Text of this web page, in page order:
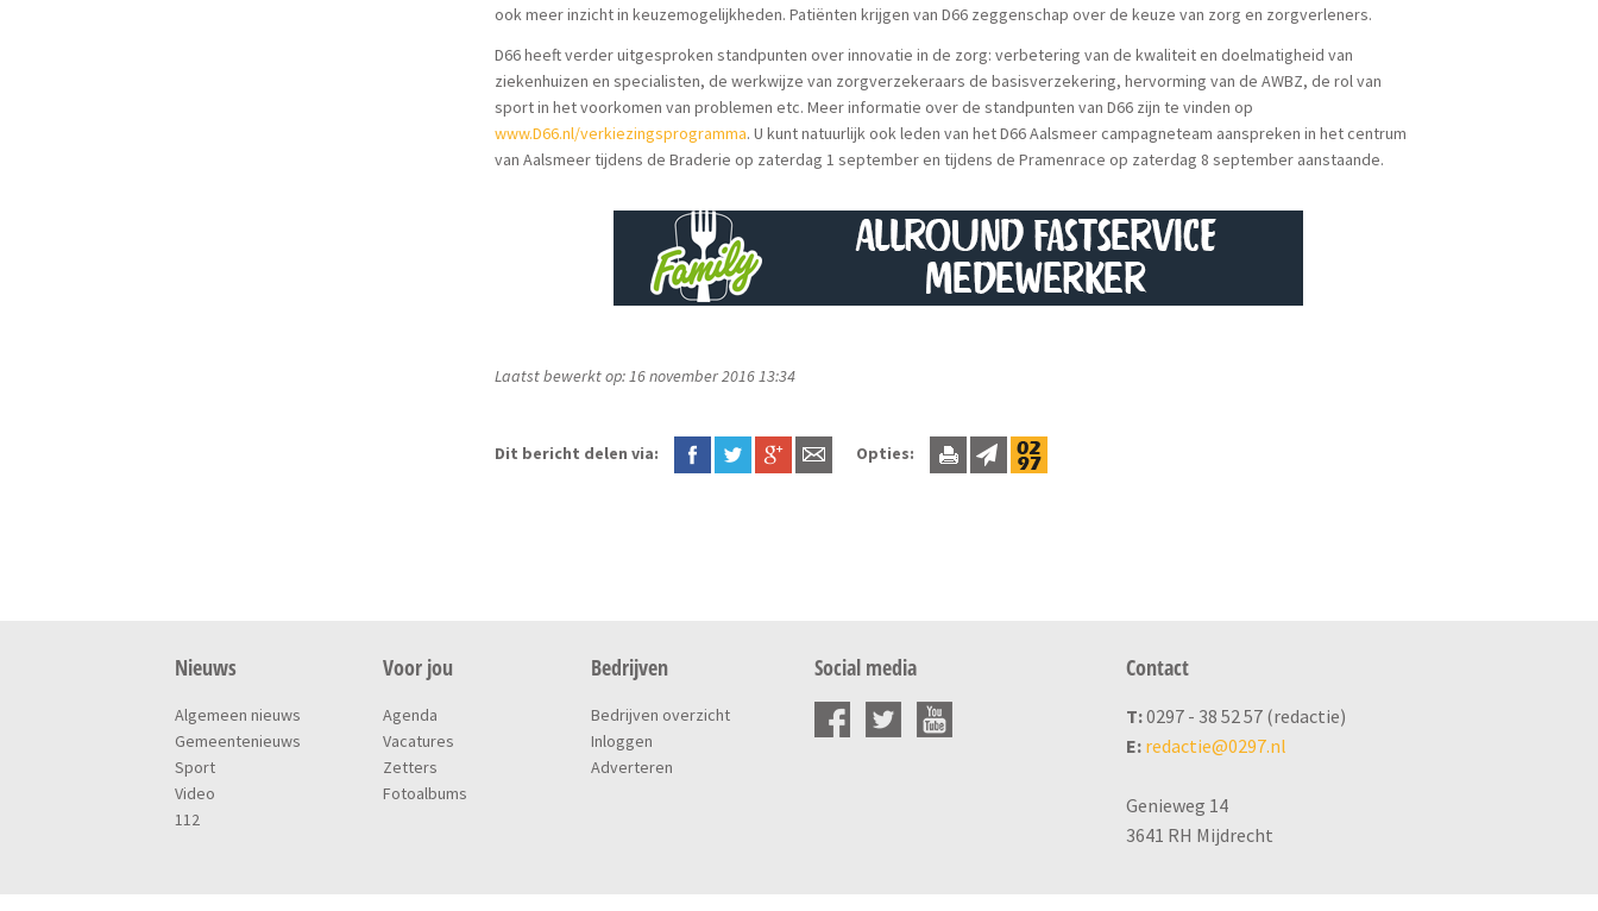
ook meer inzicht in keuzemogelijkheden. Patiënten krijgen van D66 zeggenschap over de keuze van zorg en zorgverleners.
D66 heeft verder uitgesproken standpunten over innovatie in de zorg: verbetering van de kwaliteit en doelmatigheid van
ziekenhuizen en specialisten, de werkwijze van zorgverzekeraars de basisverzekering, hervorming van de AWBZ, de rol van
sport in het voorkomen van problemen etc. Meer informatie over de standpunten van D66 zijn te vinden op
www.D66.nl/verkiezingsprogramma. U kunt natuurlijk ook leden van het D66 Aalsmeer campagneteam aanspreken in het centrum
van Aalsmeer tijdens de Braderie op zaterdag 1 september en tijdens de Pramenrace op zaterdag 8 september aanstaande.
Laatst bewerkt op: 16 november 2016 13:34
Dit bericht delen via: Opties:
Nieuws
Algemeen nieuws
Gemeentenieuws
Sport
Video
112
Voor jou
Agenda
Vacatures
Zetters
Fotoalbums
Bedrijven
Bedrijven overzicht
Inloggen
Adverteren
Social media Contact
T:0297 - 38 52 57 (redactie)
E: redactie@0297.nl
Genieweg 14
3641 RH Mijdrecht